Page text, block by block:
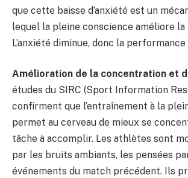
que cette baisse d’anxiété est un
lequel la pleine conscience améliore
L’anxiété diminue, donc la
Amélioration de la concentration et
études du SIRC (Sport Information
confirment que l’entraînement à la
permet au cerveau de mieux se
tâche à accomplir. Les athlètes sont
par les bruits ambiants, les pensées
événements du match précédent. Ils